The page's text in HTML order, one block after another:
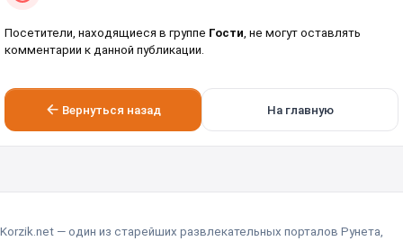
Посетители, находящиеся в группе Гости, не могут оставлять
комментарии к данной публикации.
Вернуться назад На главную
Korzik.net — один из старейших развлекательных порталов Рунета,